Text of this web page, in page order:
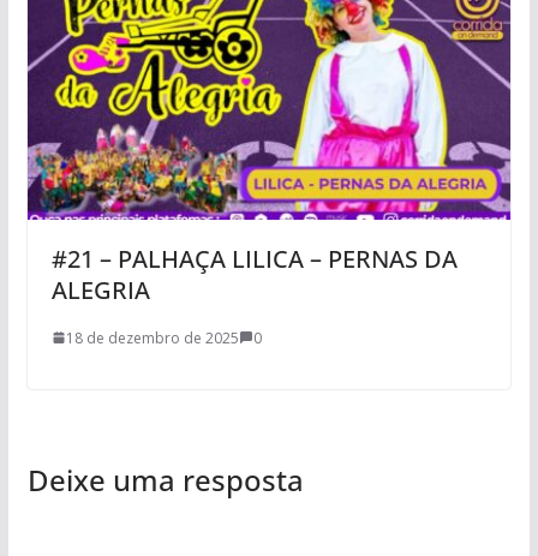
#21 – PALHAÇA LILICA – PERNAS DA
ALEGRIA
18 de dezembro de 2025 0
Deixe uma resposta